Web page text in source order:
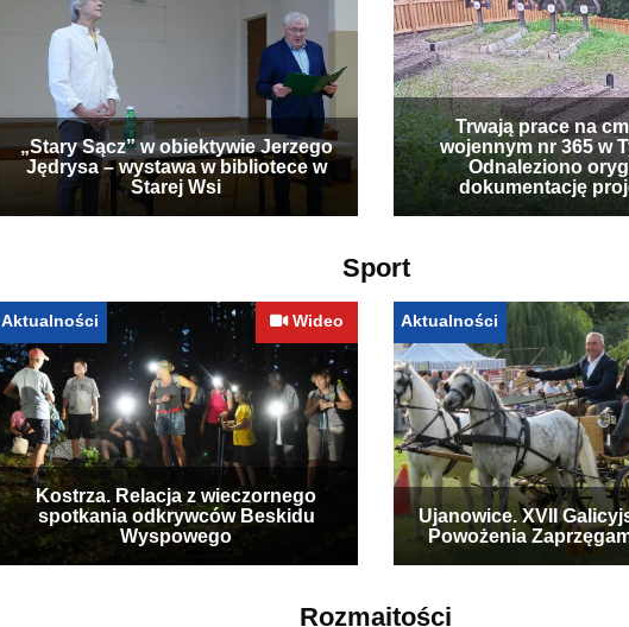
„Stary Sącz” w obiektywie Jerzego
Jędrysa – wystawa w bibliotece w
Starej Wsi
Trwają prace na
wojennym nr 365 w
Odnaleziono
dokumentację
Sport
Aktualności Wideo
Kostrza. Relacja z wieczornego
spotkania odkrywców Beskidu
Wyspowego
Aktualności
Ujanowice. XVII
Powożenia